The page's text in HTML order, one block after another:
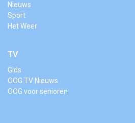
Nieuws
Sport
Het Weer
TV
Gids
OOG TV Nieuws
OOG voor senioren